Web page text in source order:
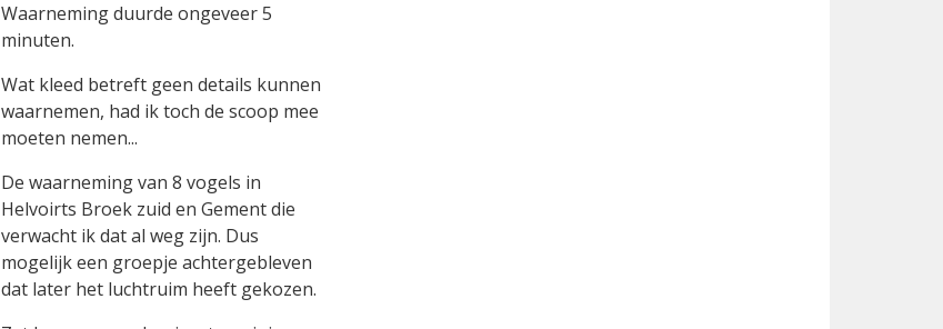
Waarneming duurde ongeveer 5
minuten.
Wat kleed betreft geen details kunnen
waarnemen, had ik toch de scoop mee
moeten nemen...
De waarneming van 8 vogels in
Helvoirts Broek zuid en Gement die
verwacht ik dat al weg zijn. Dus
mogelijk een groepje achtergebleven
dat later het luchtruim heeft gekozen.